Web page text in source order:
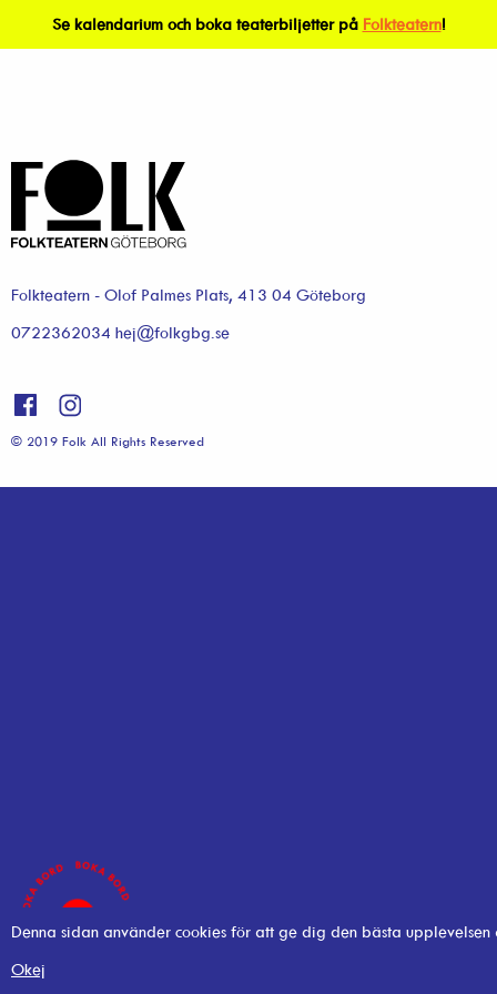
Se kalendarium och boka teaterbiljetter på Folkteatern!
Folkteatern - Olof Palmes Plats, 413 04 Göteborg
0722362034 hej@folkgbg.se
© 2019 Folk All Rights Reserved
Denna sidan använder cookies för att ge dig den bästa
Okej